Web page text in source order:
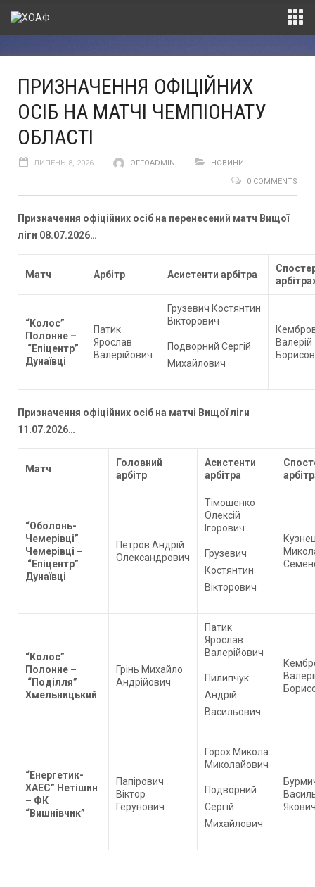
ПРИЗНАЧЕННЯ ОФІЦІЙНИХ
ОСІБ НА МАТЧІ ЧЕМПІОНАТУ
ОБЛАСТІ
ЛИПЕНЬ 8, 2026 OFFOADMIN
НОВИНИ
0 COMMENTS
Призначення офіційних осіб на перенесений матч Вищої
ліги 08.07.2026…
Матч Арбітр Асистенти арбітра
“Колос”
Полонне –
“Епіцентр”
Дунаївці
Патик
Ярослав
Валерійович
Грузевич Костянтин
Вікторович
Подворний Сергій
Михайлович
Валерій
Призначення офіційних осіб на матчі Вищої ліги
11.07.2026…
Матч
Головний
арбітр
Асистенти
арбітра
“Оболонь-
Чемерівці”
Чемерівці –
“Епіцентр”
Дунаївці
Петров Андрій
Олександрович
Тімошенко
Олексій
Ігорович
Грузевич
Костянтин
Вікторович
“Колос”
Полонне –
“Поділля”
Хмельницький
Грінь Михайло
Андрійович
Патик
Ярослав
Валерійович
Пилипчук
Андрій
Васильович
“Енергетик-
ХАЕС” Нетішин
– ФК
“Вишнівчик”
Папірович
Віктор
Герунович
Горох Микола
Миколайович
Подворний
Сергій
Михайлович